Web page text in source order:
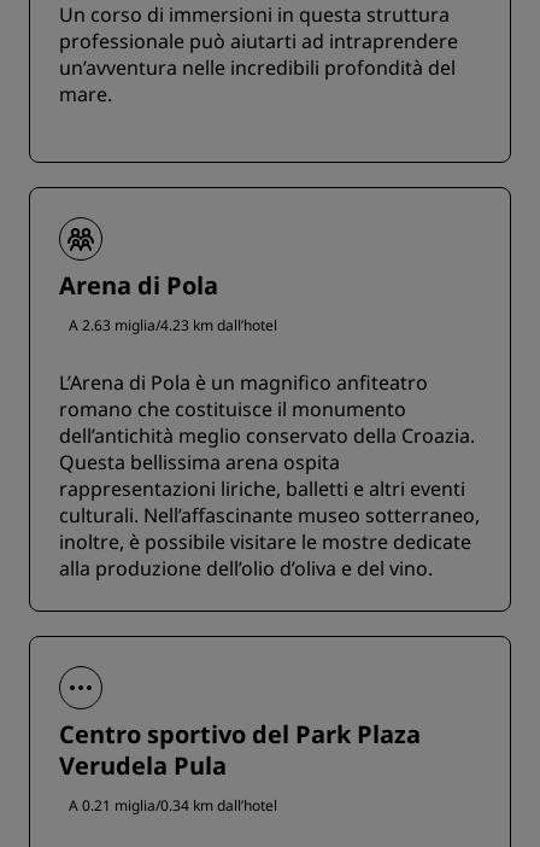
Un corso di immersioni in questa struttura
professionale può aiutarti ad intraprendere
un’avventura nelle incredibili profondità del
mare.
Arena di Pola
A 2.63 miglia/4.23 km dall’hotel
L’Arena di Pola è un magnifico anfiteatro
romano che costituisce il monumento
dell’antichità meglio conservato della Croazia.
Questa bellissima arena ospita
rappresentazioni liriche, balletti e altri eventi
culturali. Nell’affascinante museo sotterraneo,
inoltre, è possibile visitare le mostre dedicate
alla produzione dell’olio d’oliva e del vino.
Centro sportivo del Park Plaza
Verudela Pula
A 0.21 miglia/0.34 km dall’hotel